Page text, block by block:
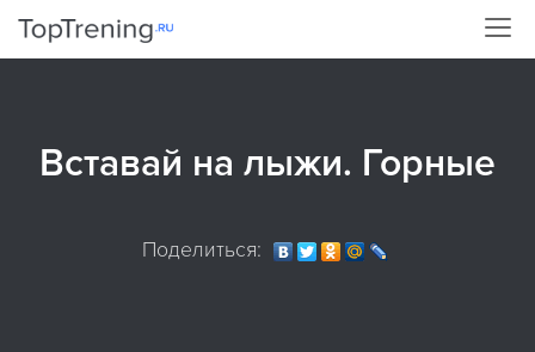
Вставай на лыжи. Горные
Поделиться: